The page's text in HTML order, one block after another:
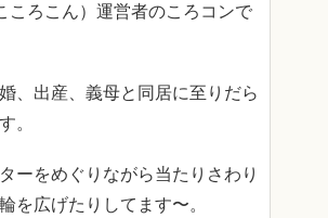
ころこん）運営者のころコンで
、出産、義母と同居に至りだら
。
ーをめぐりながら当たりさわり
を広げたりしてます〜。